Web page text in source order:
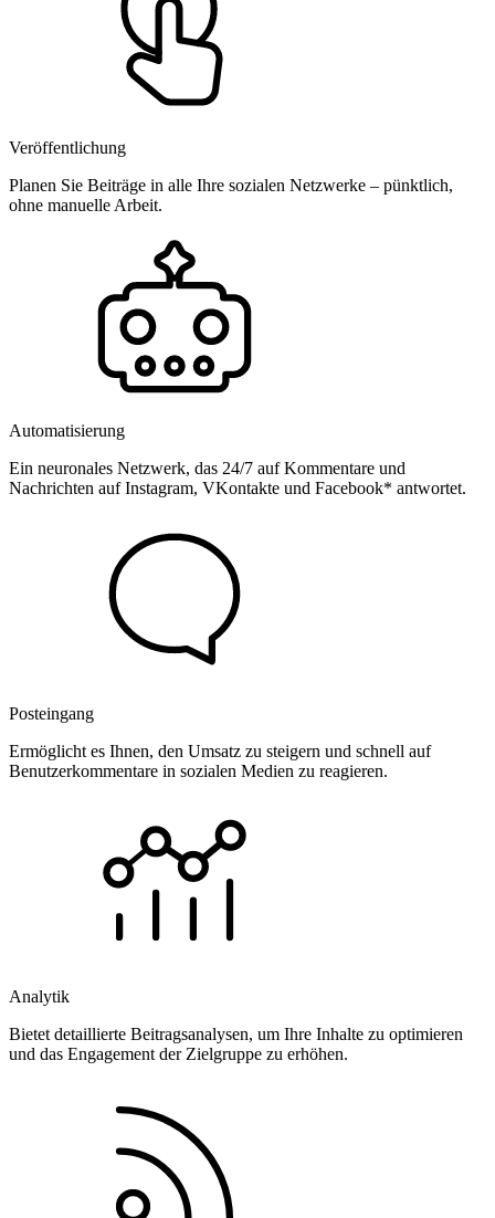
Veröffentlichung
Planen Sie Beiträge in alle Ihre sozialen Netzwerke – pünktlich,
ohne manuelle Arbeit.
Automatisierung
Ein neuronales Netzwerk, das 24/7 auf Kommentare und
Nachrichten auf Instagram, VKontakte und Facebook* antwortet.
Posteingang
Ermöglicht es Ihnen, den Umsatz zu steigern und schnell auf
Benutzerkommentare in sozialen Medien zu reagieren.
Analytik
Bietet detaillierte Beitragsanalysen, um Ihre Inhalte zu optimieren
und das Engagement der Zielgruppe zu erhöhen.